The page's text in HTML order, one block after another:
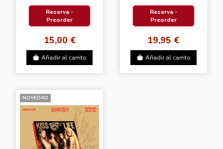
Reserva -
Preorder
15,00 €
Añadir al carrito
Reserva -
Preorder
19,95 €
Añadir al carrito
NOVEDAD